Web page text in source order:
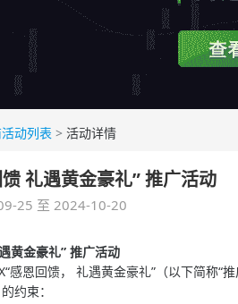
动列表 > 活动详情
礼遇黄金豪礼” 推广活动
25 至 2024-10-20
黄金豪礼” 推广活动
感恩回馈， 礼遇黄金豪礼”（以下简称
约束：